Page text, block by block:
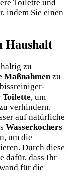
Toilette und
indem Sie einen
Haushalt
zu
Maßnahmenzu
Toilette, um
verhindern.
auf natürliche
Wasserkochers
um die
Durch diese
dafür, dass Ihr
für die